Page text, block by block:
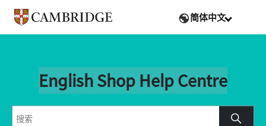
简体中文
English Shop Help Centre